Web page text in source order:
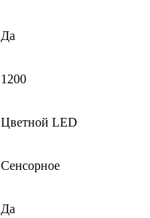
Да
1200
Цветной LED
Сенсорное
Да